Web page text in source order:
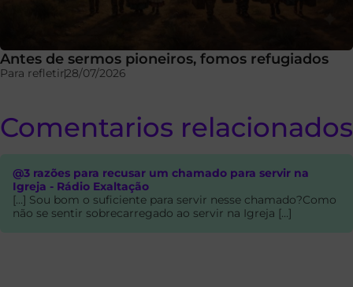
Antes de sermos pioneiros, fomos refugiados
Para refletir28/07/2026
Comentarios relacionados
@3 razões para recusar um chamado para servir na
Igreja - Rádio Exaltação
[…] Sou bom o suficiente para servir nesse chamado?Como
não se sentir sobrecarregado ao servir na Igreja […]